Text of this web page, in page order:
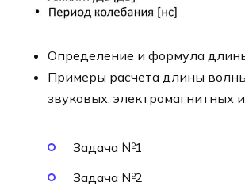
Определение и формула
Примеры расчета длины
звуковых, электромагнитных
Задача №1
Задача №2